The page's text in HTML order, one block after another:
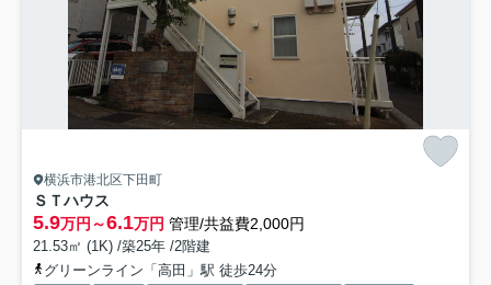
横浜市港北区下田町
ＳＴハウス
5.9万円～6.1万円 管理/共益費2,000円
21.53㎡ (1K) /築25年 /2階建
グリーンライン「高田」駅 徒歩24分